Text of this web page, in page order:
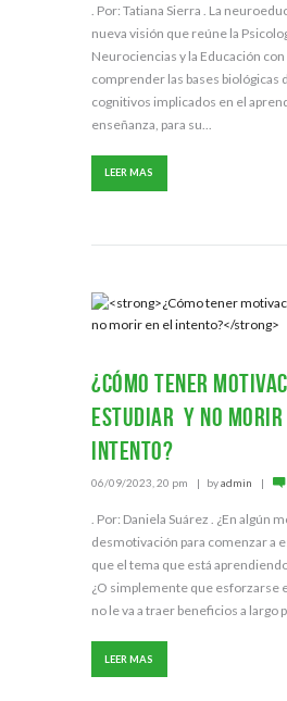
. Por: Tatiana Sierra . La
nueva visión que reúne la
Neurociencias y la Educación
comprender las bases biológicas
cognitivos implicados en el
enseñanza, para su...
LEER MAS
¿Cómo tener
estudiar y no morir
intento?
06/09/2023, 20 pm byadmin
. Por: Daniela Suárez . ¿En algún
desmotivación para comenzar a
que el tema que está
¿O simplemente que esforzarse
no le va a traer beneficios a largo
LEER MAS